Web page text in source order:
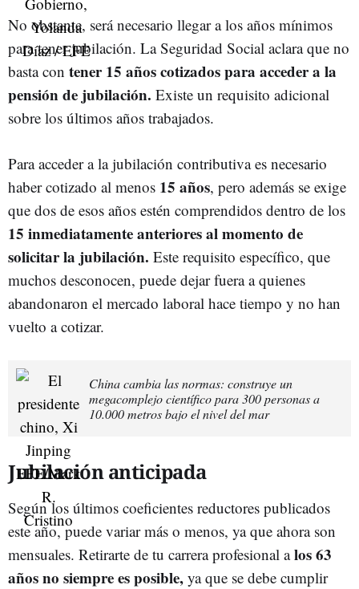
No obstante, será necesario llegar a los años mínimos
para tener jubilación. La Seguridad Social aclara que no
basta con tener 15 años cotizados para acceder a la
pensión de jubilación. Existe un requisito adicional
sobre los últimos años trabajados.
Para acceder a la jubilación contributiva es necesario
haber cotizado al menos 15 años, pero además se exige
que dos de esos años estén comprendidos dentro de los
15 inmediatamente anteriores al momento de
solicitar la jubilación. Este requisito específico, que
muchos desconocen, puede dejar fuera a quienes
abandonaron el mercado laboral hace tiempo y no han
vuelto a cotizar.
China cambia las normas: construye un
megacomplejo científico para 300 personas a
10.000 metros bajo el nivel del mar
Jubilación anticipada
Según los últimos coeficientes reductores publicados
este año, puede variar más o menos, ya que ahora son
mensuales. Retirarte de tu carrera profesional alos63
años no siempre es posible, ya que se debe cumplir